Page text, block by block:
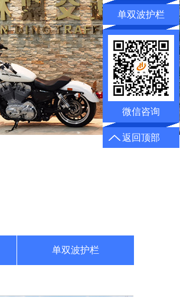
单双波护栏
单双波护栏
微信咨询
返回顶部